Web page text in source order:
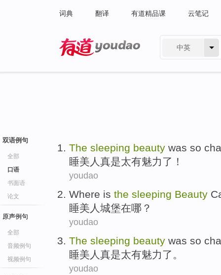
词典 翻译 有道精品课 云笔记
中英
双语例句
全部
口语
书面语
论文
原声例句
全部
音频例句
视频例句
The sleeping beauty was so
睡美人 真是太有魅力了！
youdao
Where is the sleeping Beauty
睡美人 城堡在哪 ？
youdao
The sleeping beauty was so
睡美人 真是太有魅力了 。
youdao